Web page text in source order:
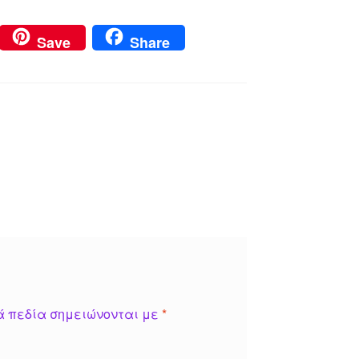
Save Share
πεδία σημειώνονται με*